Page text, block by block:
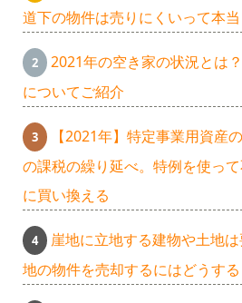
道下の物件は売りにくいって本当
2021年の空き家の状況とは
についてご紹介
【2021年】特定事業用資産
の課税の繰り延べ。特例を使っ
に買い換える
崖地に立地する建物や土地
地の物件を売却するにはどうする